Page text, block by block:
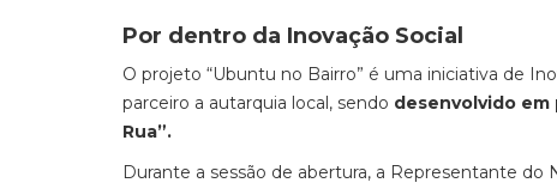
Por dentro da Inovação Social
O projeto “Ubuntu no Bairro” é uma iniciativa de
parceiro a autarquia local, sendo desenvolvido em
Rua”.
Durante a sessão de abertura, a Representante